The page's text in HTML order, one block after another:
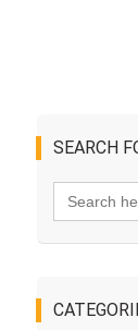
SEARCH
Search
for: